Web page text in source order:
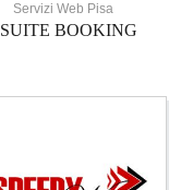
Servizi Web Pisa
SUITE BOOKING